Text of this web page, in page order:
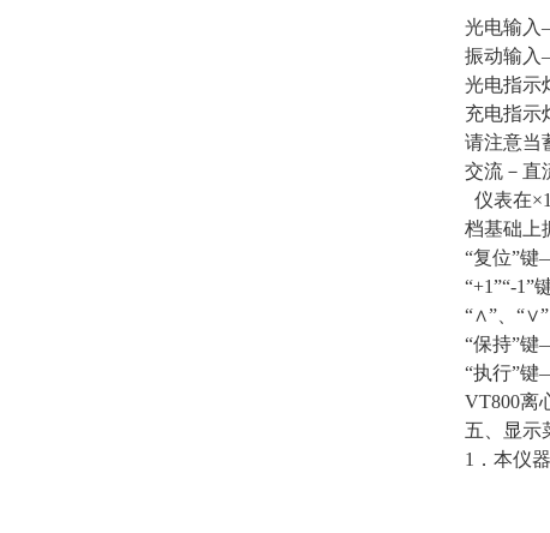
光电输入
振动输入
光电指示
充电指示
请注意当
交流－直
仪表在
档基础上
“复位”键
“+1”“-1”
“∧”、
“保持”键
“执行”键
VT800离
五、显示
1．本仪